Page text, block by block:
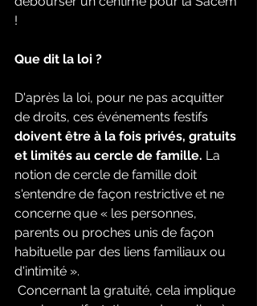
!
Que dit la loi ?
D'après la loi, pour ne pas acquitter
de droits, ces événements festifs
doivent être à la fois privés, gratuits
et limités au cercle de famille. La
notion de cercle de famille doit
s'entendre de façon restrictive et ne
concerne que « les personnes,
parents ou proches unis de façon
habituelle par des liens familiaux ou
d'intimité ».